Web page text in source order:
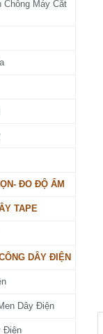
Chông Máy Cắt
ĐO ĐỘ ẨM
TAPE
DÂY ĐIỆN
Dây Điện
Điện